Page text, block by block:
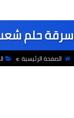
سرقة حلم
الصفحة الرئيسية